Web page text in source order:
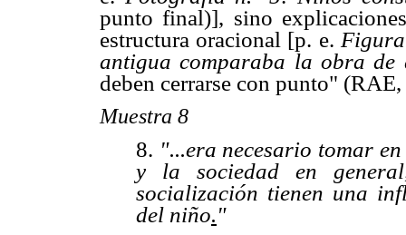
punto final)], sino
estructura oracional [p. e.
antigua comparaba la obra
deben cerrarse con punto"
Muestra 8
8. "...era necesario tomar
y la sociedad en
socialización tienen una
del niño."